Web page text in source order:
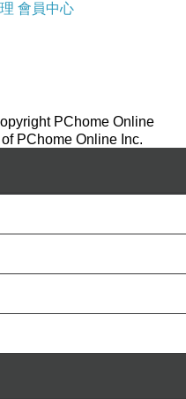
會員中心
PChome Online
PChome Online Inc.